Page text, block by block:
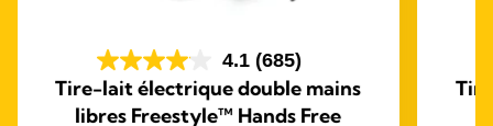
4.1 (685)
Tire-lait électrique double mains
libres Freestyle™ Hands Free